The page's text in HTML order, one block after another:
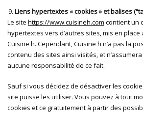
Liens hypertextes « cookies » et balises
Le site https://www.cuisineh.com contient un
hypertextes vers d’autres sites, mis en place
Cuisine h. Cependant, Cuisine h n’a pas la
contenu des sites ainsi visités, et
aucune responsabilité de ce fait.
Sauf si vous décidez de désactiver les
site puisse les utiliser. Vous pouvez à tout
cookies et ce gratuitement à partir des